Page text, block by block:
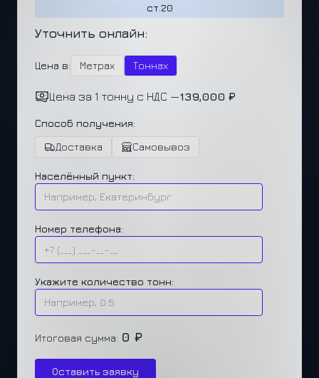
ст.20
Уточнить онлайн:
Цена в: Метрах Тоннах
Цена за 1 тонну с НДС —139,000 ₽
Способ получения:
Доставка
Самовывоз
Населённый пункт:
Номер телефона:
Укажите количество тонн:
Итоговая сумма: 0 ₽
Оставить заявку